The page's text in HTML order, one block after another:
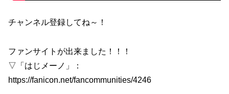
チャンネル登録してね～！
ファンサイトが出来ました！！！
▽「はじメーノ」：
https://fanicon.net/fancommunities/4246